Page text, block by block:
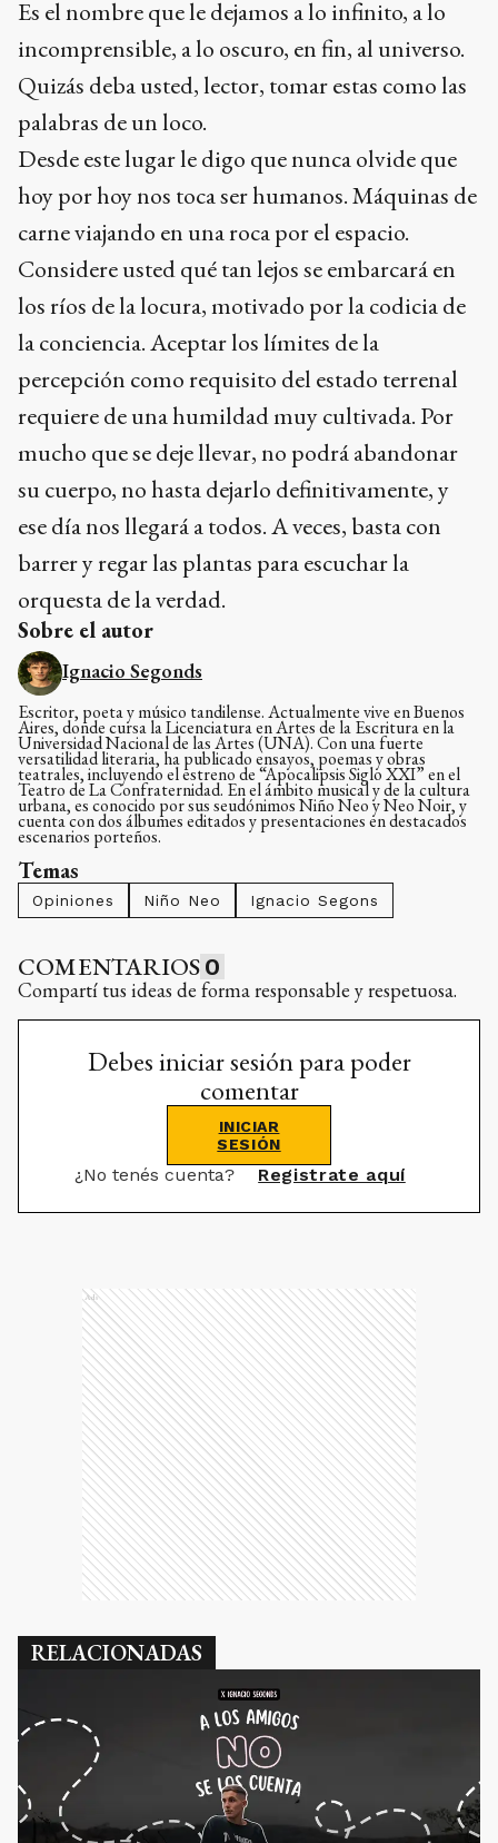
Es el nombre que le dejamos a lo infinito, a lo
incomprensible, a lo oscuro, en fin, al universo.
Quizás deba usted, lector, tomar estas como las
palabras de un loco.
Desde este lugar le digo que nunca olvide que
hoy por hoy nos toca ser humanos. Máquinas de
carne viajando en una roca por el espacio.
Considere usted qué tan lejos se embarcará en
los ríos de la locura, motivado por la codicia de
la conciencia. Aceptar los límites de la
percepción como requisito del estado terrenal
requiere de una humildad muy cultivada. Por
mucho que se deje llevar, no podrá abandonar
su cuerpo, no hasta dejarlo definitivamente, y
ese día nos llegará a todos. A veces, basta con
barrer y regar las plantas para escuchar la
orquesta de la verdad.
Sobre el autor
Ignacio Segonds
Escritor, poeta y músico tandilense. Actualmente vive en Buenos
Aires, donde cursa la Licenciatura en Artes de la Escritura en la
Universidad Nacional de las Artes (UNA). Con una fuerte
versatilidad literaria, ha publicado ensayos, poemas y obras
teatrales, incluyendo el estreno de “Apocalipsis Siglo XXI” en el
Teatro de La Confraternidad. En el ámbito musical y de la cultura
urbana, es conocido por sus seudónimos Niño Neo y Neo Noir, y
cuenta con dos álbumes editados y presentaciones en destacados
escenarios porteños.
Temas
Opiniones Niño Neo Ignacio Segons
COMENTARIOS 0
Compartí tus ideas de forma responsable y respetuosa.
Debes iniciar sesión para poder
comentar
INICIAR
SESIÓN
¿No tenés cuenta? Registrate aquí
Ads
RELACIONADAS